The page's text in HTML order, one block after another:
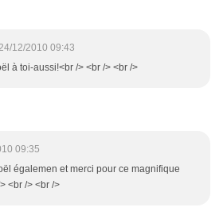
12/2010 09:43
à toi-aussi!<br /> <br /> <br />
09:35
égalemen et merci pour ce magnifique
<br /> <br />